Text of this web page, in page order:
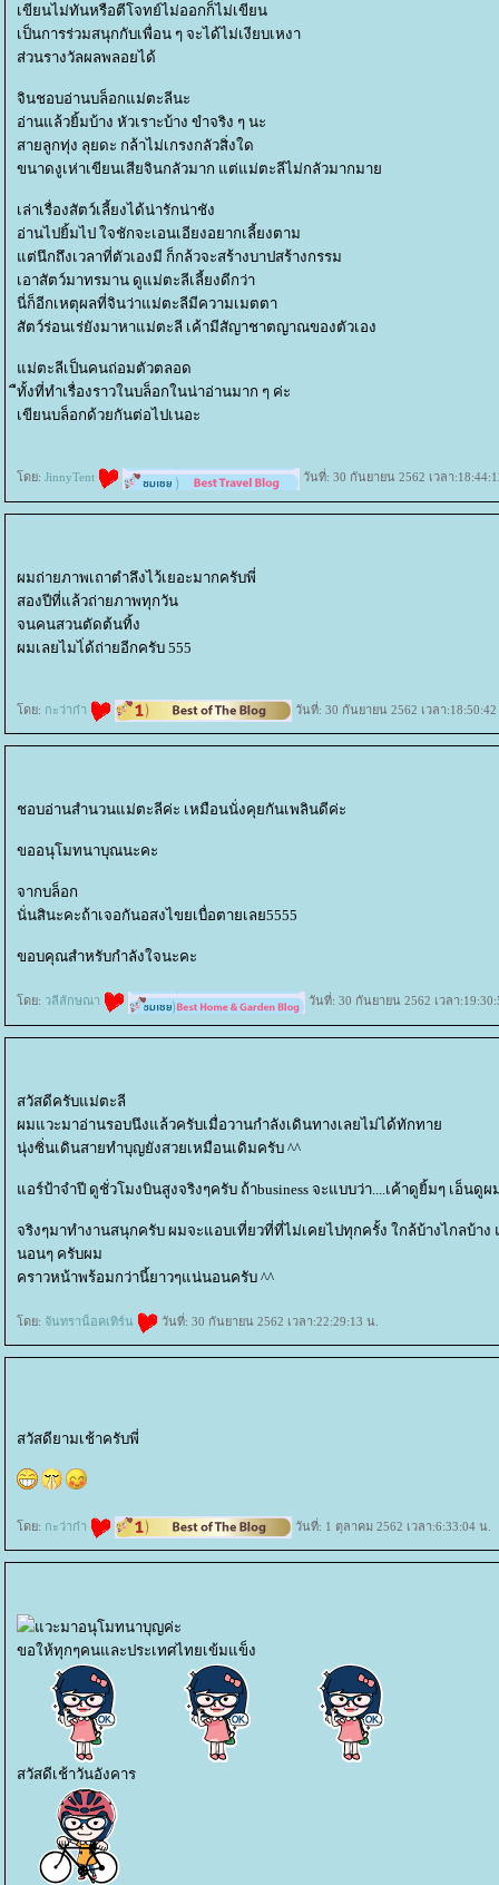
เขียนไม่ทันหรือตีโจทย์ไม่ออกก็ไม่เขียน
เป็นการร่วมสนุกกับเพื่อน ๆ จะได้ไม่เงียบเหงา
ส่วนรางวัลผลพลอยได้
จินชอบอ่านบล็อกแม่ตะลีนะ
อ่านแล้วยิ้มบ้าง หัวเราะบ้าง ขำจริง ๆ นะ
สายลูกทุ่ง ลุยดะ กล้าไม่เกรงกลัวสิ่งใด
ขนาดงูเห่าเขียนเสียจินกลัวมาก แต่แม่ตะลีไม่กลัวมากมา
เล่าเรื่องสัตว์เลี้ยงได้น่ารักน่าชัง
อ่านไปยิ้มไป ใจชักจะเอนเอียงอยากเลี้ยงตาม
ต่นึกถึงเวลาที่ตัวเองมี ก็กล้วจะสร้างบาปสร้างกรรม
เอาสัตว์มาทรมาน ดูแม่ตะลีเลี้ยงดีกว่า
นี่ก็อีกเหตุผลที่จินว่าแม่ตะลีมีความเมตตา
สัตว์ร่อนเร่ยังมาหาแม่ตะลี เค้ามีสัญาชาตญาณของตัวเอง
ม่ตะลีเป็นคนถ่อมตัวตลอด
ืทั้งที่ทำเรื่องราวในบล็อกในน่าอ่านมาก ๆ ค่ะ
เขียนบล็อกด้วยกันต่อไปเนอะ
ดย: JinnyTent วันที่: 30 กันยายน 2562 เวลา
ผมถ่ายภาพเถาตำลึงไว้เยอะมากครับพี่
สองปีที่แล้วถ่ายภาพทุกวัน
จนคนสวนตัดต้นทิ้ง
ผมเลยไมไ่ด้ถ่ายอีกครับ 555
ดย: กะว่าก๋า วันที่: 30 กันยายน 2562 เวลา
ชอบอ่านสำนวนแม่ตะลีค่ะ เหมือนนั่งคุยกันเพลินดีค่ะ
ขออนุโมทนาบุณนะคะ
จากบล็อก
นั่นสินะคะถ้าเจอกันอสงไขยเบื่อตายเลย5555
ขอบคุณสำหรับกำลังใจนะคะ
ดย: วลีลักษณา วันที่: 30 กันยายน 2562 เวลา
สวัสดีครับแม่ตะลี
ผมแวะมาอ่านรอบนึงแล้วครับเมื่อวานกำลังเดินทางเลยไม่ได้ทักทา
นุ่งซิ่นเดินสายทำบุญยังสวยเหมือนเดิมครับ ^^
อร์ป้าจำปี ดูชั่วโมงบินสูงจริงๆครับ ถ้าbusiness จะแบบว่า....เค้าดูยิ้มๆ เอ็นดู
จริงๆมาทำงานสนุกครับ ผมจะแอบเที่ยวที่ที่ไม่เคยไปทุกครั้ง ใกล้บ้างไกลบ้าง
นอนๆ ครับผม
คราวหน้าพร้อมกว่านี้ยาวๆแน่นอนครับ ^^
ดย: จันทราน็อคเทิร์น วันที่: 30 กันยายน 2562 เวลา:22:29:13 น.
สวัสดียามเช้าครับพี่
ดย: กะว่าก๋า วันที่: 1 ตุลาคม 2562 เวลา:6:33:04 น.
วะมาอนุโมทนาบุญค่ะ
ขอให้ทุกๆคนและประเทศไทยเข้มแข็ง
สวัสดีเช้าวันอังคาร